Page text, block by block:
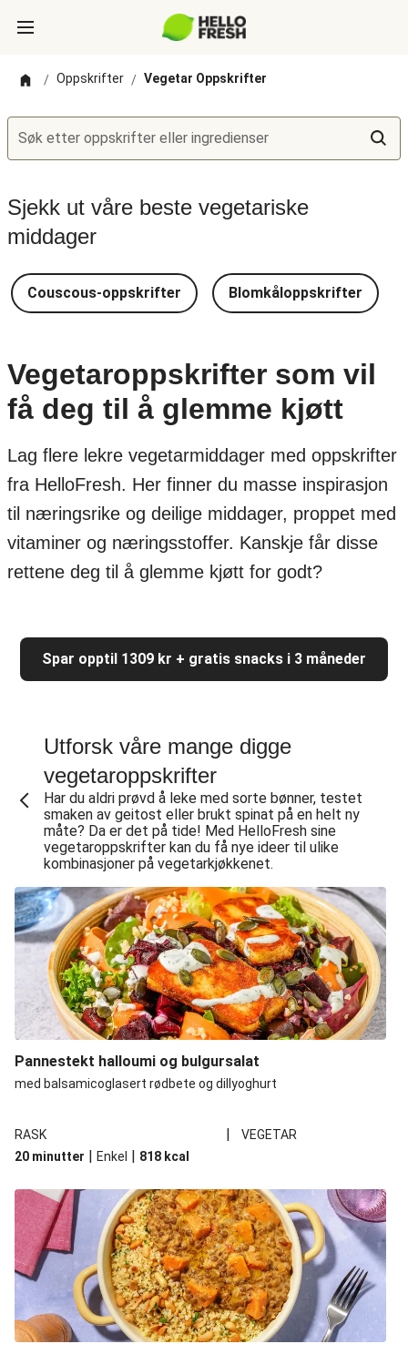
/ Oppskrifter / Vegetar Oppskrifter
Søk etter oppskrifter eller ingredienser
Sjekk ut våre beste vegetariske
middager
Couscous-oppskrifter Blomkåloppskrifter
Vegetaroppskrifter som vil
få deg til å glemme kjøtt
Lag flere lekre vegetarmiddager med oppskrifter
fra HelloFresh. Her finner du masse inspirasjon
til næringsrike og deilige middager, proppet med
vitaminer og næringsstoffer. Kanskje får disse
rettene deg til å glemme kjøtt for godt?
Spar opptil 1309 kr + gratis snacks i 3 måneder
Utforsk våre mange digge
vegetaroppskrifter
Har du aldri prøvd å leke med sorte bønner, testet
smaken av geitost eller brukt spinat på en helt ny
måte? Da er det på tide! Med HelloFresh sine
vegetaroppskrifter kan du få nye ideer til ulike
kombinasjoner på vegetarkjøkkenet.
Pannestekt halloumi og bulgursalat
med balsamicoglasert rødbete og dillyoghurt
RASK |
VEGETAR
20 minutter | Enkel | 818 kcal